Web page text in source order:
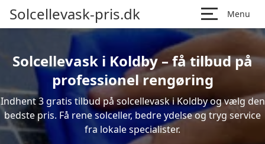
Solcellevask-pris.dk Menu
Solcellevask i Koldby – få tilbud på
professionel rengøring
Indhent 3 gratis tilbud på solcellevask i Koldby og vælg den
bedste pris. Få rene solceller, bedre ydelse og tryg service
fra lokale specialister.